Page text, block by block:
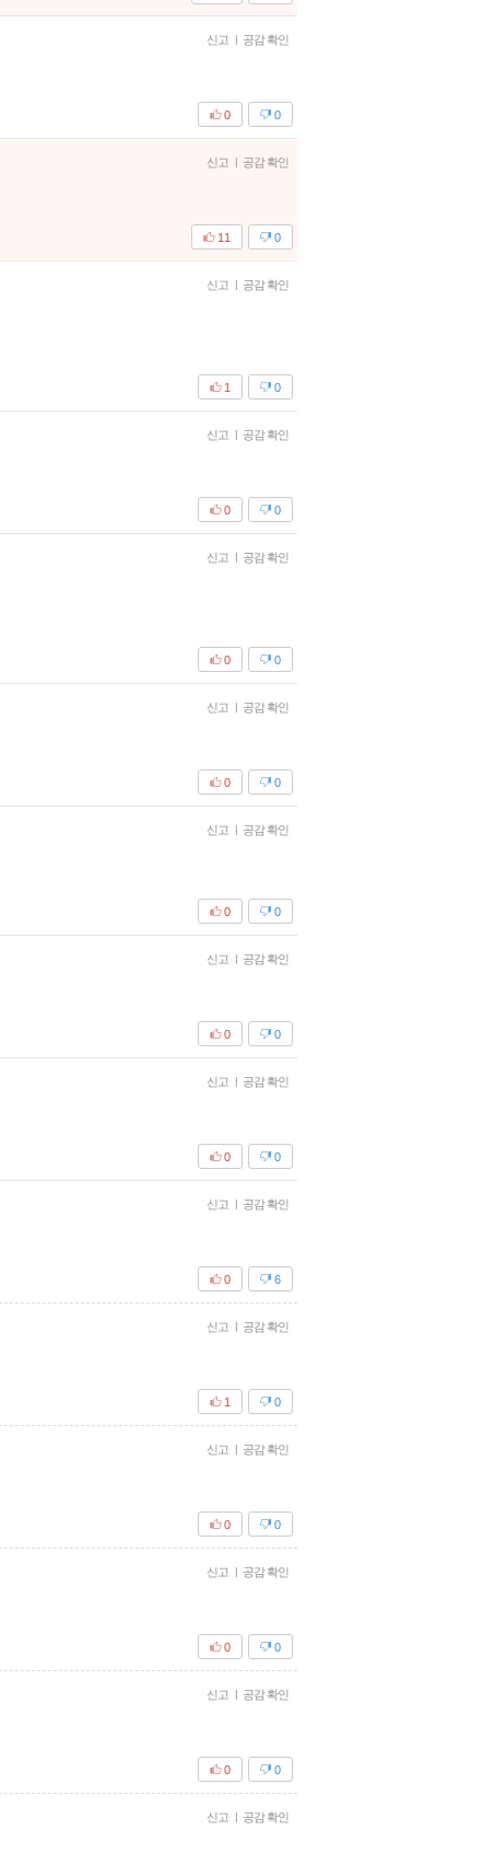
신고 | 공감 확인
0
0
신고 | 공감 확인
0
11
신고 | 공감 확인
0
1
신고 | 공감 확인
0
0
신고 | 공감 확인
0
0
신고 | 공감 확인
0
0
신고 | 공감 확인
0
0
신고 | 공감 확인
0
0
신고 | 공감 확인
0
0
신고 | 공감 확인
6
0
신고 | 공감 확인
0
1
신고 | 공감 확인
0
0
신고 | 공감 확인
0
0
신고 | 공감 확인
0
0
신고 | 공감 확인